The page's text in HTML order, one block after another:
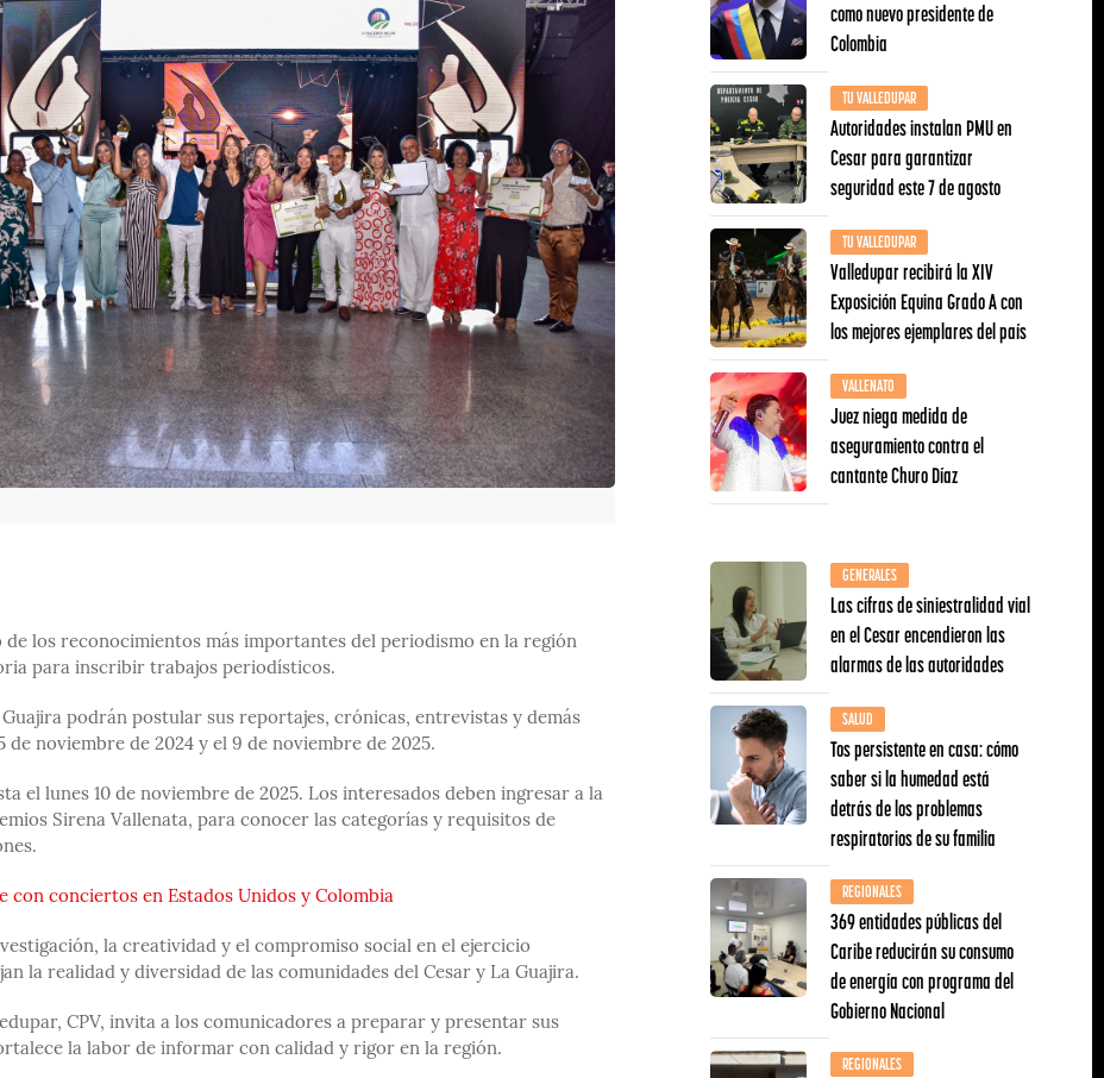
de los reconocimientos más importantes del periodismo en la región
para inscribir trabajos periodísticos.
podrán postular sus reportajes, crónicas, entrevistas y demás
noviembre de 2024 y el 9 de noviembre de 2025.
el lunes 10 de noviembre de 2025. Los interesados deben ingresar a la
Sirena Vallenata, para conocer las categorías y requisitos de
con conciertos en Estados Unidos y Colombia
la creatividad y el compromiso social en el ejercicio
la realidad y diversidad de las comunidades del Cesar y La Guajira.
CPV, invita a los comunicadores a preparar y presentar sus
la labor de informar con calidad y rigor en la región.
como nuevo presidente de
Colombia
TU VALLEDUPAR
Autoridades instalan PMU en
Cesar para garantizar
seguridad este 7 de agosto
TU VALLEDUPAR
Valledupar recibirá la XIV
Exposición Equina Grado A con
los mejores ejemplares del país
VALLENATO
Juez niega medida de
aseguramiento contra el
cantante Churo Díaz
GENERALES
Las cifras de siniestralidad vial
en el Cesar encendieron las
alarmas de las autoridades
SALUD
Tos persistente en casa: cómo
saber si la humedad está
detrás de los problemas
respiratorios de su familia
REGIONALES
369 entidades públicas del
Caribe reducirán su consumo
de energía con programa del
Gobierno Nacional
REGIONALES